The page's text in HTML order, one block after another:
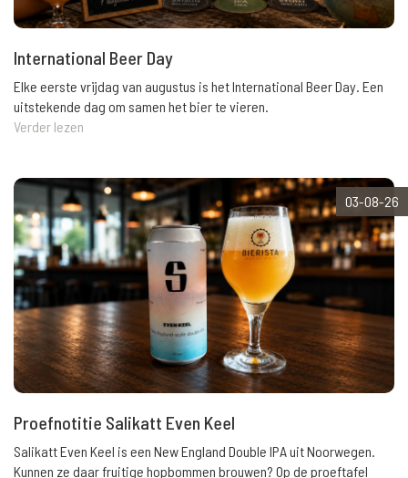
International Beer Day
Elke eerste vrijdag van augustus is het International Beer Day. Een
uitstekende dag om samen het bier te vieren.
Verder lezen
03-08-26
Proefnotitie Salikatt Even Keel
Salikatt Even Keel is een New England Double IPA uit Noorwegen.
Kunnen ze daar fruitige hopbommen brouwen? Op de proeftafel